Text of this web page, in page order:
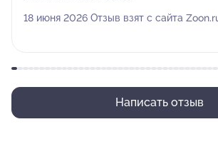
18 июня 2026 Отзыв взят с сайта
Написать отзыв